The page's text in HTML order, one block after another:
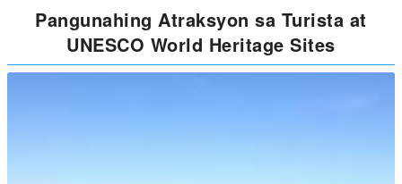
Pangunahing Atraksyon sa Turista at
UNESCO World Heritage Sites